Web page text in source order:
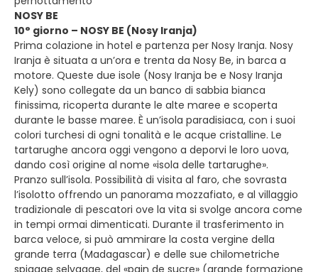
NOSY BE
10° giorno – NOSY BE (Nosy Iranja)
Prima colazione in hotel e partenza per Nosy Iranja. Nosy
Iranja è situata a un’ora e trenta da Nosy Be, in barca a
motore. Queste due isole (Nosy Iranja be e Nosy Iranja
Kely) sono collegate da un banco di sabbia bianca
finissima, ricoperta durante le alte maree e scoperta
durante le basse maree. È un’isola paradisiaca, con i suoi
colori turchesi di ogni tonalità e le acque cristalline. Le
tartarughe ancora oggi vengono a deporvi le loro uova,
dando così origine al nome «isola delle tartarughe».
Pranzo sull’isola. Possibilità di visita al faro, che sovrasta
l’isolotto offrendo un panorama mozzafiato, e al villaggio
tradizionale di pescatori ove la vita si svolge ancora come
in tempi ormai dimenticati. Durante il trasferimento in
barca veloce, si può ammirare la costa vergine della
grande terra (Madagascar) e delle sue chilometriche
spiagge selvagge, del «pain de sucre» (grande formazione